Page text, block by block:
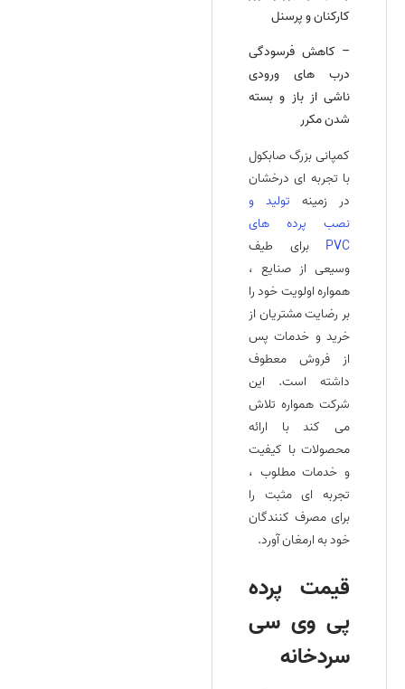
کارکنان و پرسنل
– کاهش فرسودگی
درب‌ های ورودی
ناشی از باز و بسته
شدن مکرر
کمپانی بزرگ صابکول
با تجربه‌ ای درخشان
در زمینه تولید و
نصب پرده‌ های
PVC برای طیف
وسیعی از صنایع ،
همواره اولویت خود را
بر رضایت مشتریان از
خرید و خدمات پس
از فروش معطوف
داشته است. این
شرکت همواره تلاش
می‌ کند با ارائه
محصولات با کیفیت
و خدمات مطلوب ،
تجربه‌ ای مثبت را
برای مصرف کنندگان
خود به ارمغان آورد.
قیمت پرده
پی وی سی
سردخانه